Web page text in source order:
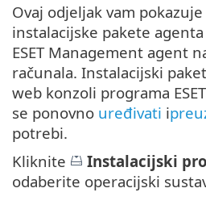
Ovaj odjeljak vam
instalacijske pakete
ESET Management agent
računala. Instalacijski
web konzoli programa
se ponovno uređivati i
potrebi.
Kliknite
Instalacijski
odaberite operacijski